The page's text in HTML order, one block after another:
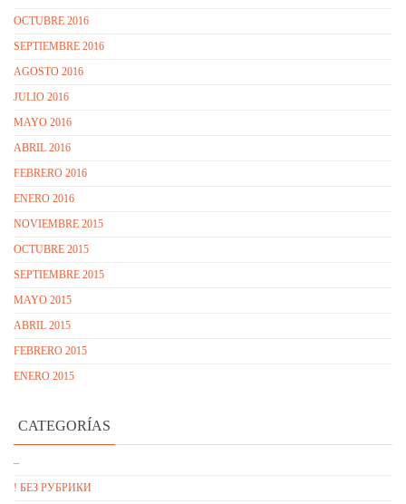
OCTUBRE 2016
SEPTIEMBRE 2016
AGOSTO 2016
JULIO 2016
MAYO 2016
ABRIL 2016
FEBRERO 2016
ENERO 2016
NOVIEMBRE 2015
OCTUBRE 2015
SEPTIEMBRE 2015
MAYO 2015
ABRIL 2015
FEBRERO 2015
ENERO 2015
CATEGORÍAS
–
! БЕЗ РУБРИКИ